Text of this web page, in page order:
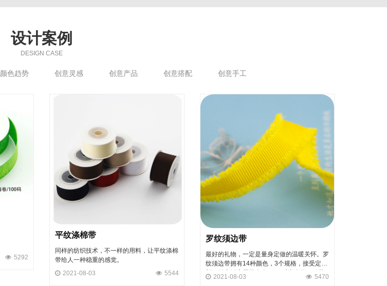
设计案例
DESIGN CASE
颜色趋势 创意灵感 创意产品 创意搭配 创意手工
5292
平纹涤棉带
同样的纺织技术，不一样的用料，让平纹涤棉
带给人一种稳重的感觉。
2021-08-03
5544
罗纹须边带
最好的礼物，一定是量身定做的温暖关怀。罗
纹须边带拥有14种颜色，3个规格，接受定
制，可广泛应用于个人diy，时尚发饰，服装
辅料等
2021-08-03 5470